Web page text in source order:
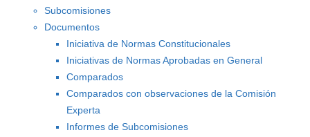
Subcomisiones
Documentos
Iniciativa de Normas Constitucionales
Iniciativas de Normas Aprobadas en General
Comparados
Comparados con observaciones de la Comisión
Experta
Informes de Subcomisiones